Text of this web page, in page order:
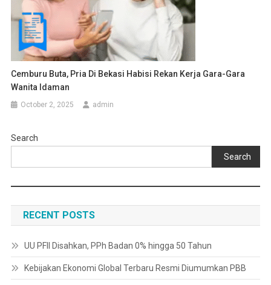
Cemburu Buta, Pria Di Bekasi Habisi Rekan Kerja Gara-Gara
Wanita Idaman
October 2, 2025 admin
Search
Search
RECENT POSTS
UU PFII Disahkan, PPh Badan 0% hingga 50 Tahun
Kebijakan Ekonomi Global Terbaru Resmi Diumumkan PBB